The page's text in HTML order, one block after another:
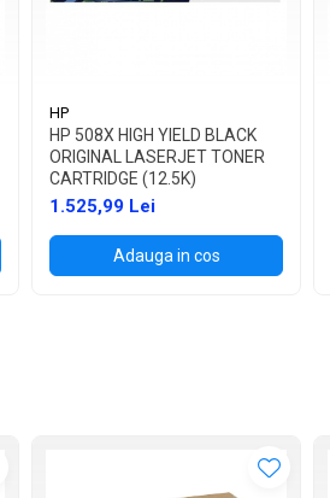
HP
HP 508X HIGH YIELD BLACK
ORIGINAL LASERJET TONER
CARTRIDGE (12.5K)
1.525,99 Lei
Adauga in cos